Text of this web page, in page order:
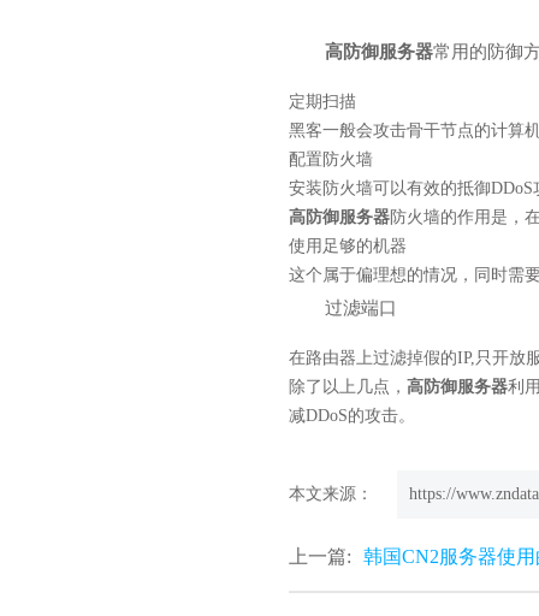
高防御服务器常用的防御
定期扫描
黑客一般会攻击骨干节点的计算
配置防火墙
安装防火墙可以有效的抵御DDoS
高防御服务器防火墙的作用是，
使用足够的机器
这个属于偏理想的情况，同时需
过滤端口
在路由器上过滤掉假的IP,只开放
除了以上几点， 高防御服务器利
减DDoS的攻击。
本文来源： https://
上一篇: 韩国CN2服务器使